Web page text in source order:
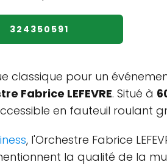
324350591
classique pour un
Fabrice LEFEVRE. Situé à
en fauteuil roulant
, l'Orchestre Fabrice
la qualité de la